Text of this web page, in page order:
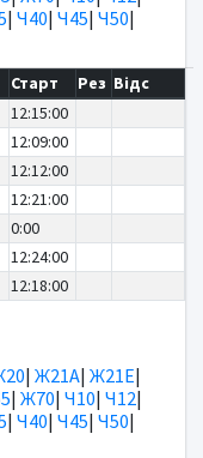
| Ч40| Ч45| Ч50|
Старт Рез Відс
12:15:00
12:09:00
12:12:00
12:21:00
0:00
12:24:00
12:18:00
| Ж21А| Ж21Е|
| Ж70| Ч10| Ч12|
| Ч40| Ч45| Ч50|